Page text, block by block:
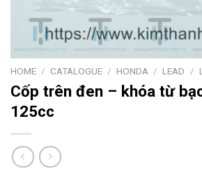
HOME / CATALOGUE / HONDA / LEAD /
Cốp trên đen – khóa từ
125cc